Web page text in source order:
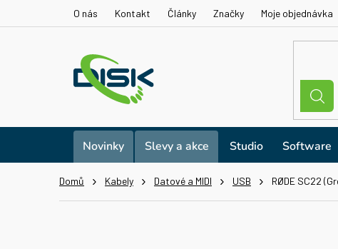
O nás Kontakt Články Značky Moje objednávka
Novinky Slevy a akce Studio Software
Domů Kabely Datové a MIDI USB RØDE SC22